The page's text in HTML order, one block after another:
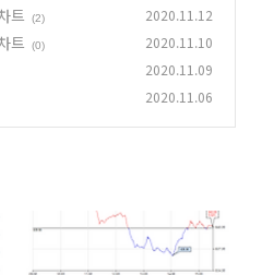
트 (2) 2020.11.12
트 (0) 2020.11.10
2020.11.09
2020.11.06